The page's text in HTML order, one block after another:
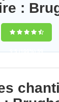
:
9,5(100%)59
votes